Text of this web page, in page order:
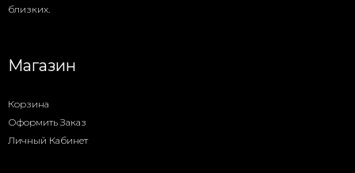
близких.
Магазин
Корзина
Оформить Заказ
Личный Кабинет